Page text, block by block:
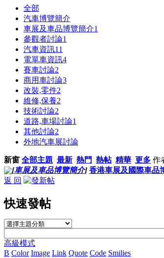
全部
汽車博覽簡介
車展及車品博覽簡介1
參觀者討論1
汽車資訊11
電單車資訊4
賽車討論2
商用車討論3
改裝,零件2
維修,保養2
技術討論2
道路,車場討論1
其他討論2
外地汽車展討論
新窗 全部主題 最新 熱門 熱帖 精華 更多 作
[車展及車品博覽簡介] 香港車展及國際車品
返 回
快速發帖
高級模式
B Color Image Link Quote Code Smilies